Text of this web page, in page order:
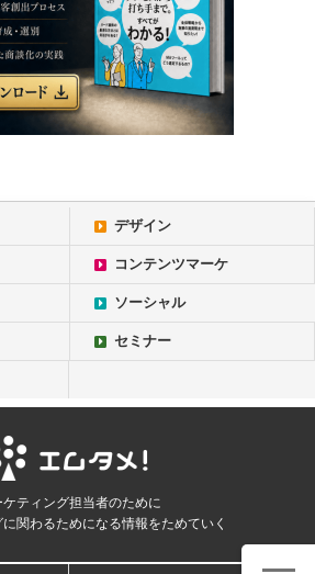
デザイン
コンテンツマーケ
ソーシャル
セミナー
ケティング担当者のために
関わるためになる情報をためていく